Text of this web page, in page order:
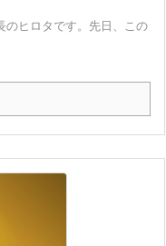
のヒロタです。先日、この